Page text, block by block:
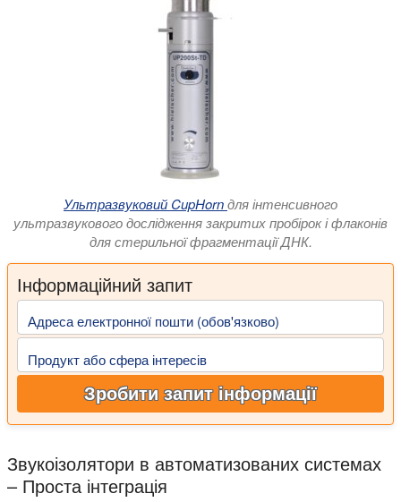
Ультразвуковий CupHornдля інтенсивного
ультразвукового дослідження закритих пробірок і флаконів
для стерильної фрагментації ДНК.
Інформаційний запит
Адреса електронної пошти (обов'язково)
Продукт або сфера інтересів
Зробити запит інформації
Звукоізолятори в автоматизованих системах
– Проста інтеграція